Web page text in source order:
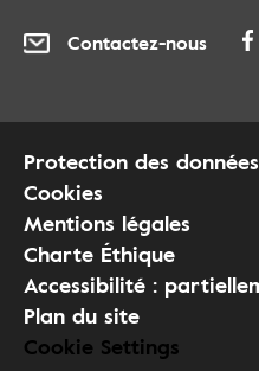
Contactez-nous
Protection des
Cookies
Mentions légales
Charte Éthique
Accessibilité :
Plan du site
Cookie Settings